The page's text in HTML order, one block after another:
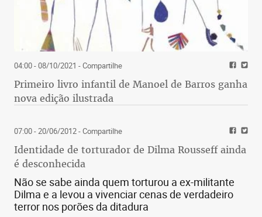
04:00 - 08/10/2021 - Compartilhe
Primeiro livro infantil de Manoel de Barros ganha
nova edição ilustrada
07:00 - 20/06/2012- Compartilhe
Identidade de torturador de Dilma Rousseff ainda
é desconhecida
Não se sabe ainda quem torturou a ex-militante
Dilma e a levou a vivenciar cenas de verdadeiro
terror nos porões da ditadura